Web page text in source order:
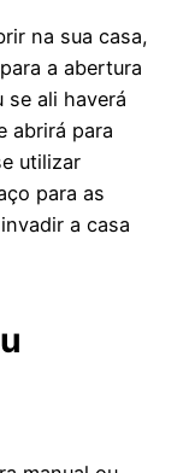
na sua casa,
a abertura
se ali haverá
abrirá para
utilizar
para as
a casa